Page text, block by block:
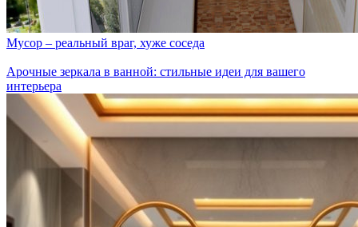
Мусор – реальный враг, хуже соседа
Арочные зеркала в ванной: стильные идеи для вашего
интерьера